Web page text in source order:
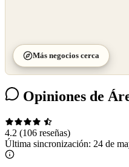
Más negocios cerca
Opiniones de
4.2 (106 reseñas)
Última sincronización: 24 de